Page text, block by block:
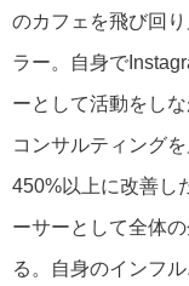
のカフェを飛び回
ラー。自身で
ーとして活動をし
コンサルティング
450%以上に改善し
ーサーとして全体
る。自身のインフ